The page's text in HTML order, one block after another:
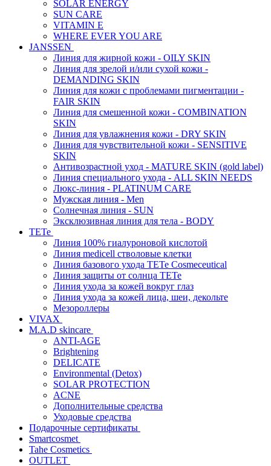
SOLAR ENERGY
SUN CARE
VITAMIN E
WHERE EVER YOU ARE
JANSSEN
Линия для жирной кожи - OILY SKIN
Линия для зрелой и/или сухой кожи -
DEMANDING SKIN
Линия для кожи с проблемами пигментации -
FAIR SKIN
Линия для смешенной кожи - COMBINATION
SKIN
Линия для увлажнения кожи - DRY SKIN
Линия для чувствительной кожи - SENSITIVE
SKIN
Антивозрастной уход - MATURE SKIN (gold label)
Линия специального ухода - ALL SKIN NEEDS
Люкс-линия - PLATINUM CARE
Мужская линия - Men
Солнечная линия - SUN
Эксклюзивная линия для тела - BODY
TETe
Линия 100% гиалуроновой кислотой
Линия medicell стволовые клетки
Линия базового ухода TETe Cosmeceutical
Линия защиты от солнца TETe
Линия ухода за кожей вокруг глаз
Линия ухода за кожей лица, шеи, декольте
Мезороллеры
VIVAX
M.A.D skincare
ANTI-AGE
Brightening
DELICATE
Environmental (Detox)
SOLAR PROTECTION
АCNE
Дополнительные средства
Уходовые средства
Подарочные сертификаты
Smartcosmet
Tahe Cosmetics
OUTLET